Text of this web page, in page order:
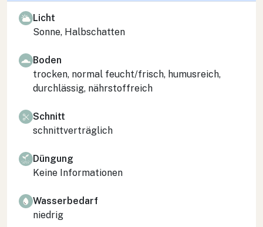
Licht
Sonne, Halbschatten
Boden
trocken, normal feucht/frisch, humusreich,
durchlässig, nährstoffreich
Schnitt
schnittverträglich
Düngung
Keine Informationen
Wasserbedarf
niedrig